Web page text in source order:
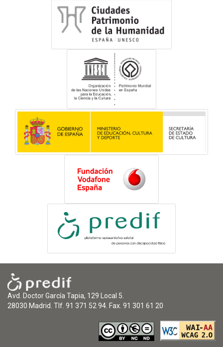
Avd. Doctor García Tapia, 129 Local 5.
28030 Madrid. Tlf. 91 371 52 94. Fax. 91 301 61 20